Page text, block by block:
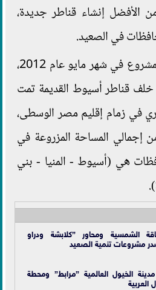
الأفضل إنشاء قناطر جديدة،
في الصعيد.
- وضع حجر أساس المشروع في شهر مايو عام 2012،
نحو 400 متر خلف قناطر أسيوط القديمة تمت
في زمام إقليم مصر الوسطى،
نحو 20% من إجمالي المساحة المزروعة في
في 5 محافظات هي (أسيوط - المنيا - بني
الشمسية ومحاور ”كلابشة ودراو
مشروعات تنمية الصعيد
الخيول العالمية ”مرابط” ومحطة
العربية